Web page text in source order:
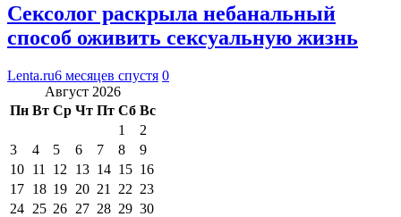
Сексолог раскрыла небанальный
способ оживить сексуальную жизнь
Lenta.ru6 месяцев спустя 0
Август 2026
Пн Вт Ср Чт Пт Сб Вс
1
2
3
4 5 6 7 8
9
10 11 12 13 14 15 16
17 18 19 20 21 22 23
24 25 26 27 28 29 30